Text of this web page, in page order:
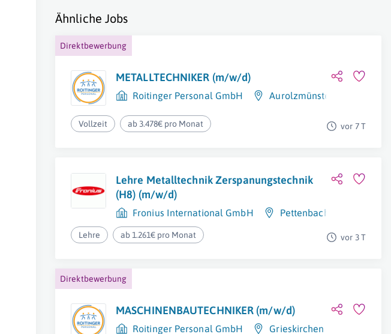
Ähnliche Jobs
Direktbewerbung
METALLTECHNIKER (m/w/d)
Roitinger Personal GmbH Aurolzmünster
Vollzeit ab 3.478€ pro Monat vor 7 T
Lehre Metalltechnik Zerspanungstechnik
(H8) (m/w/d)
Fronius International GmbH Pettenbach
Lehre ab 1.261€ pro Monat vor 3 T
Direktbewerbung
MASCHINENBAUTECHNIKER (m/w/d)
Roitinger Personal GmbH Grieskirchen